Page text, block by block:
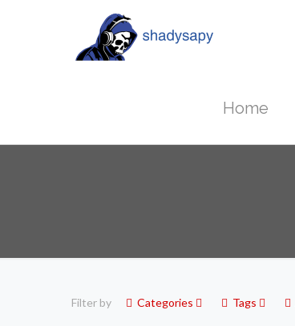
Home
Filter by Categories Tags